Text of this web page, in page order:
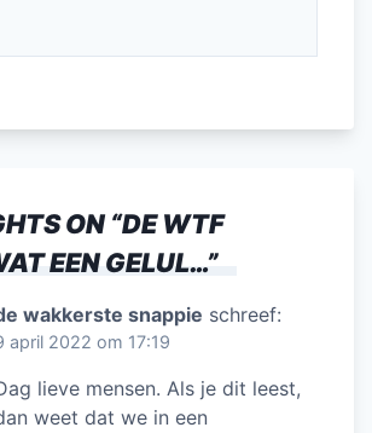
ON “DE WTF
EEN GELUL…”
wakkerste snappie schreef:
april 2022 om 17:19
lieve mensen. Als je dit leest,
weet dat we in een